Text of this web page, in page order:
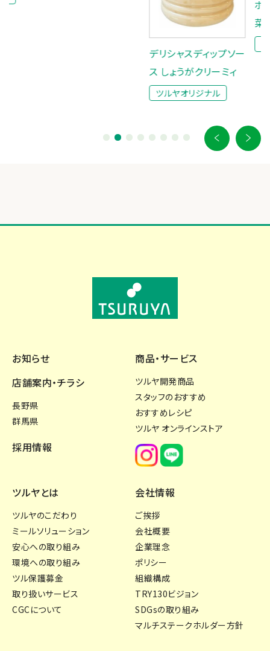
デリシャスディップソー
ス しょうがクリーミィ
ツルヤオリジナル
ボトル
菜なめ茸
お知らせ
店舗案内・チラシ
長野県
群馬県
採用情報
商品・サービス
ツルヤ開発商品
スタッフのおすすめ
おすすめレシピ
ツルヤ オンラインストア
ツルヤとは
ツルヤのこだわり
ミールソリューション
安心への取り組み
環境への取り組み
ツル保護募金
取り扱いサービス
CGCについて
会社情報
ご挨拶
会社概要
企業理念
ポリシー
組織構成
TRY130ビジョン
SDGsの取り組み
マルチステークホルダー方針